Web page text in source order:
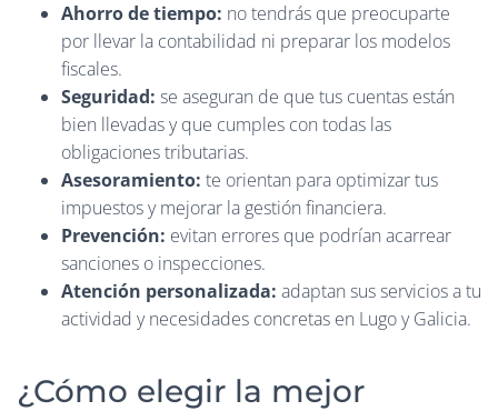
Ahorro de tiempo: no tendrás que preocuparte
por llevar la contabilidad ni preparar los modelos
fiscales.
Seguridad: se aseguran de que tus cuentas están
bien llevadas y que cumples con todas las
obligaciones tributarias.
Asesoramiento: te orientan para optimizar tus
impuestos y mejorar la gestión financiera.
Prevención: evitan errores que podrían acarrear
sanciones o inspecciones.
Atención personalizada: adaptan sus servicios a tu
actividad y necesidades concretas en Lugo y Galicia.
¿Cómo elegir la mejor